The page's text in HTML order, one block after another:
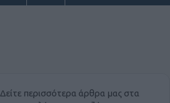
Δείτε περισσότερα άρθρα μας στα